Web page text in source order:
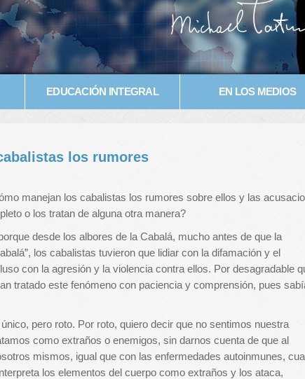
EDUCACIÓN INTEGRAL EN LOS MEDIOS
los rumores
manejan los cabalistas los rumores sobre ellos y las
o los tratan de alguna otra manera?
desde los albores de la Cabalá, mucho antes de que la
los cabalistas tuvieron que lidiar con la difamación y el
con la agresión y la violencia contra ellos. Por desagradable
tratado este fenómeno con paciencia y comprensión, pues
pero roto. Por roto, quiero decir que no sentimos nuestra
como extraños o enemigos, sin darnos cuenta de que al
mismos, igual que con las enfermedades autoinmunes,
los elementos del cuerpo como extraños y los ataca,